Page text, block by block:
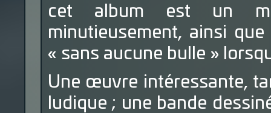
cet album est un
minutieusement, ainsi
« sans aucune bulle »
Une œuvre intéressante,
ludique ; une bande